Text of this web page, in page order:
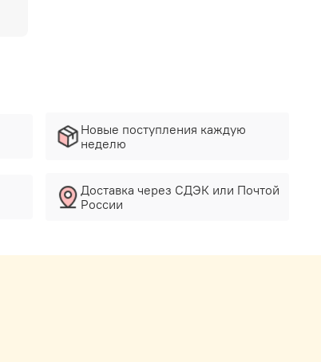
Новые поступления каждую
неделю
Доставка через СДЭК или Почтой
России